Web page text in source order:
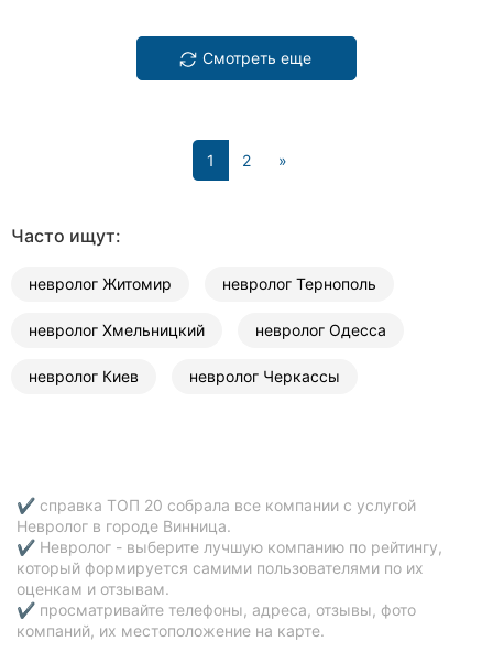
Смотреть еще
1 (current)
2 »
Часто ищут:
невролог Житомир невролог Тернополь
невролог Хмельницкий невролог Одесса
невролог Киев невролог Черкассы
✔ справка ТОП 20 собрала все компании с услугой
Невролог в городе Винница.
✔ Невролог - выберите лучшую компанию по рейтингу,
который формируется самими пользователями по их
оценкам и отзывам.
✔ просматривайте телефоны, адреса, отзывы, фото
компаний, их местоположение на карте.